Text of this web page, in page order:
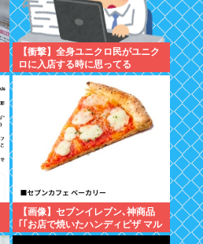
【衝撃】全身ユニクロ民がユニク
ロに入店する時に思ってる
事・・・・・
【画像】セブンイレブン､神商品
｢｢お店で焼いたハンディピザ マル
ゲリータ/照り焼きチキン｣｣を発売